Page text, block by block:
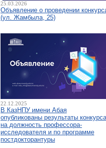
25.03.2026
Объявление о проведении
(ул. Жамбыла, 25)
22.12.2025
В КазНПУ имени Абая
опубликованы результаты конкурса
на должность профессора-
исследователя и по программе
постдокторантуры